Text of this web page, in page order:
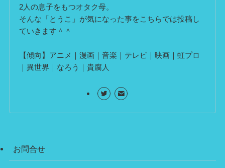
2人の息子をもつオタク母。
そんな「とうこ」が気になった事をこちらでは投稿し
ていきます＾＾
【傾向】アニメ｜漫画｜音楽｜テレビ｜映画｜虹プロ
｜異世界｜なろう｜貴腐人
お問合せ